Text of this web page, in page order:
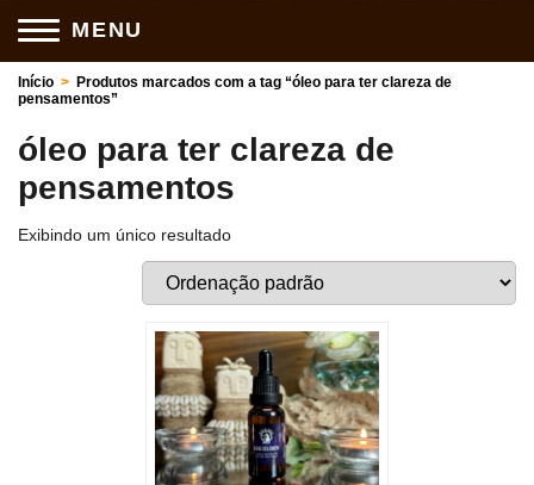
MENU
Início > Produtos marcados com a tag “óleo para ter clareza de
pensamentos”
óleo para ter clareza de
pensamentos
Exibindo um único resultado